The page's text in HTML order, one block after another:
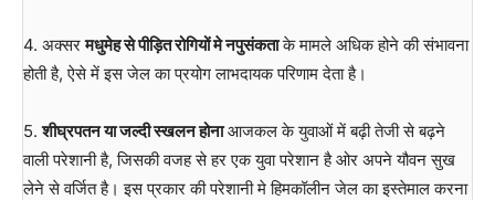
4. अक्सरमधुमेह से पीड़ित रोगियों मे नपुसंकताके मामले अधिक होने की संभावना
होती है, ऐसे में इस जेल का प्रयोग लाभदायक परिणाम देता है।
5.शीघ्रपतन या जल्दी स्खलन होनाआजकल के युवाओं में बढ़ी तेजी से बढ़ने
वाली परेशानी है, जिसकी वजह से हर एक युवा परेशान है ओर अपने यौवन सुख
लेने से वर्जित है। इस प्रकार की परेशानी मे हिमकॉलीन जेल का इस्तेमाल करना